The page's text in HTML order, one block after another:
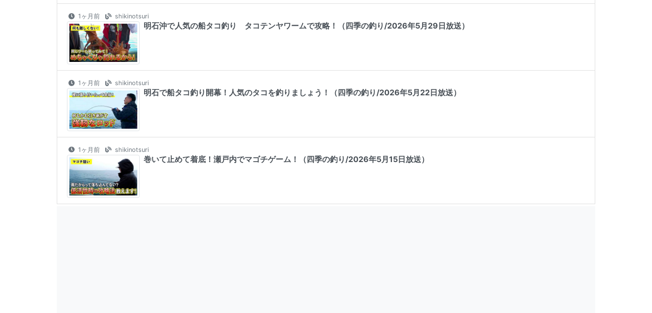
1ヶ月前 shikinotsuri
明石沖で人気の船タコ釣り タコテンヤワームで攻略！（四季の釣り/2026年5月29日放送）
1ヶ月前 shikinotsuri
明石で船タコ釣り開幕！人気のタコを釣りましょう！（四季の釣り/2026年5月22日放送）
1ヶ月前 shikinotsuri
巻いて止めて着底！瀬戸内でマゴチゲーム！（四季の釣り/2026年5月15日放送）